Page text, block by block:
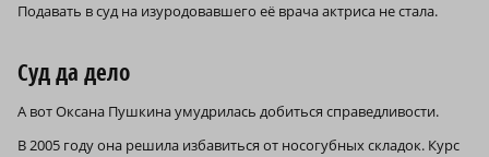
Подавать в суд на изуродовавшего её врача актриса не стала.
Суд да дело
А вот Оксана Пушкина умудрилась добиться справедливости.
В 2005 году она решила избавиться от носогубных складок. Курс